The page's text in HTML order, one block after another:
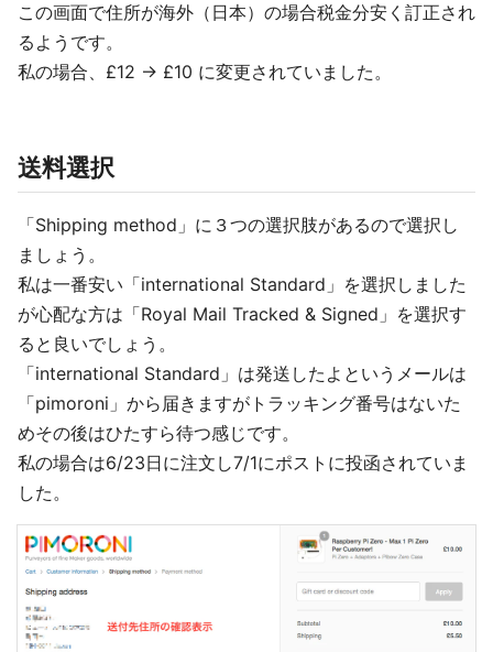
この画面で住所が海外（日本）の場合税金分安く訂正され
るようです。
私の場合、£12 -> £10 に変更されていました。
送料選択
「Shipping method」に３つの選択肢があるので選択し
ましょう。
私は一番安い「international Standard」を選択しました
が心配な方は「Royal Mail Tracked & Signed」を選択す
ると良いでしょう。
「international Standard」は発送したよというメールは
「pimoroni」から届きますがトラッキング番号はないた
めその後はひたすら待つ感じです。
私の場合は6/23日に注文し7/1にポストに投函されていま
した。